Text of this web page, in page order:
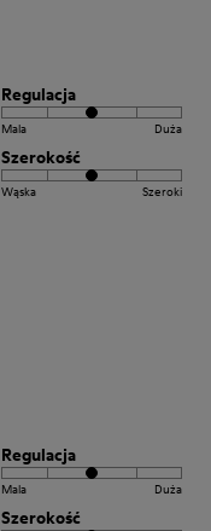
Regulacja
Mala Duża
Szerokość
Wąska Szeroki
Regulacja
Mala Duża
Szerokość